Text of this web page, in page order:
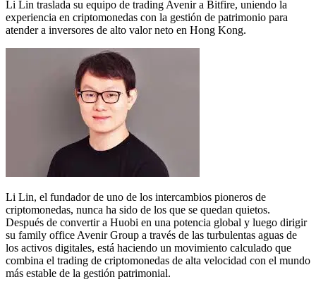
Li Lin traslada su equipo de trading Avenir a Bitfire, uniendo la
experiencia en criptomonedas con la gestión de patrimonio para
atender a inversores de alto valor neto en Hong Kong.
Li Lin, el fundador de uno de los intercambios pioneros de
criptomonedas, nunca ha sido de los que se quedan quietos.
Después de convertir a Huobi en una potencia global y luego dirigir
su family office Avenir Group a través de las turbulentas aguas de
los activos digitales, está haciendo un movimiento calculado que
combina el trading de criptomonedas de alta velocidad con el mundo
más estable de la gestión patrimonial.